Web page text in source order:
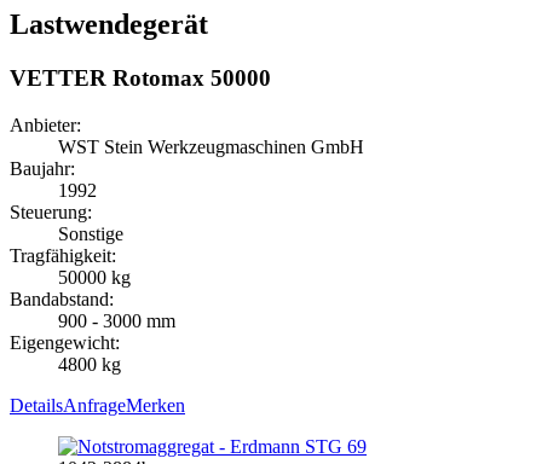
Lastwendegerät
VETTER Rotomax 50000
Anbieter:
WST Stein Werkzeugmaschinen GmbH
Baujahr:
1992
Steuerung:
Sonstige
Tragfähigkeit:
50000 kg
Bandabstand:
900 - 3000 mm
Eigengewicht:
4800 kg
DetailsAnfrageMerken